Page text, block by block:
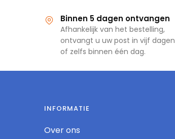
Binnen 5 dagen ontvangen
Afhankelijk van het bestelling,
ontvangt u uw post in vijf dagen
of zelfs binnen één dag.
INFORMATIE
Over ons